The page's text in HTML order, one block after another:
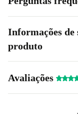
Informações de
produto
Avaliações